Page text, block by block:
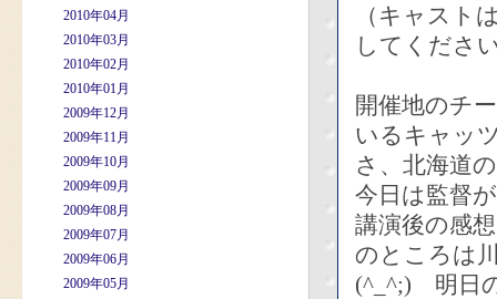
2010年04月
2010年03月
2010年02月
2010年01月
2009年12月
2009年11月
2009年10月
2009年09月
2009年08月
2009年07月
2009年06月
2009年05月
（キャスト
してくださ
開催地のチ
いるキャッ
さ、北海道
今日は監督
講演後の感
のところは
(^_^;) 明日